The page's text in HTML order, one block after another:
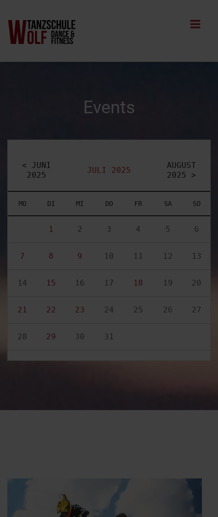
Events
< JUNI
2025
JULI 2025
AUGUST
2025 >
MO DI MI DO FR SA SO
1 2 3 4 5 6
7 8 9 10 11 12 13
14 15 16 17 18 19 20
21 22 23 24 25 26 27
28 29 30 31